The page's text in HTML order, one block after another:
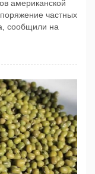
американской
частных
сообщили на